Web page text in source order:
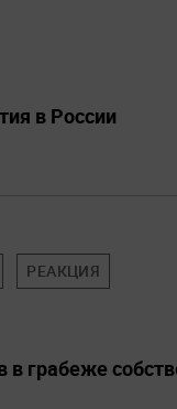
в России
РЕАКЦИЯ
в грабеже